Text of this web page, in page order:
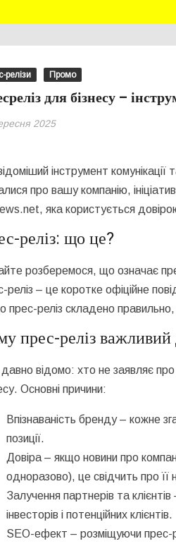
релізи Промо
для бізнесу –
2025
інструмент
про вашу компанію,
яка користується довірою
реліз: що це?
розберемося, що означає
реліз – це коротке офіційне
прес-реліз складено
прес-реліз важливий
давно відомо: хто не заявляє
Основні причини:
Впізнаваність бренду – кожне
позиції.
Довіра – якщо новини про
одноразово), це свідчить про її
Залучення партнерів та
інвесторів і потенційних клієнтів.
SEO-ефект – розміщуючи прес-